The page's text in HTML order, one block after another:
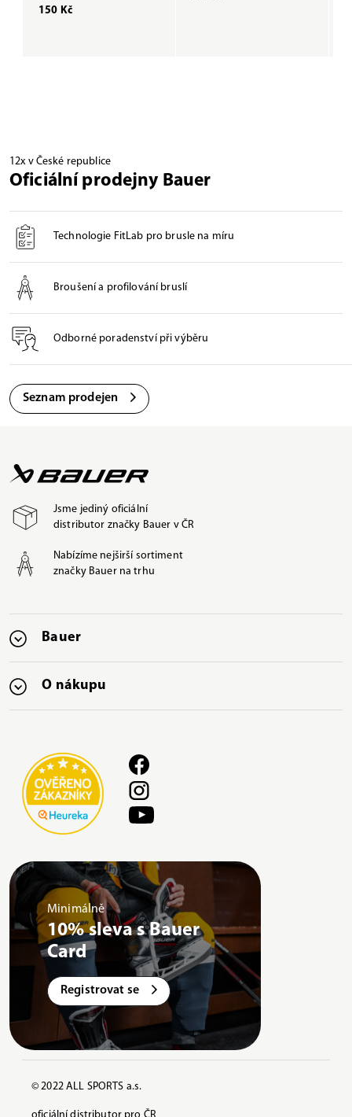
150 Kč
12x v České republice
Oficiální prodejny Bauer
Technologie FitLab pro brusle na míru
Broušení a profilování bruslí
Odborné poradenství při výběru
Seznam prodejen
Jsme jediný oficiální
distributor značky Bauer v ČR
Nabízíme nejširší sortiment
značky Bauer na trhu
Bauer
O nákupu
Minimálně
10% sleva s Bauer
Card
Registrovat se
© 2022 ALL SPORTS a.s.